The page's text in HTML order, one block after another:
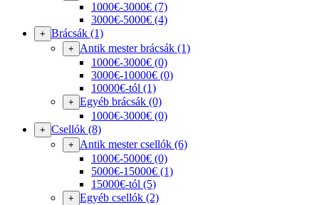
1000€-3000€ (7)
3000€-5000€ (4)
+ Brácsák (1)
+ Antik mester brácsák (1)
1000€-3000€ (0)
3000€-10000€ (0)
10000€-tól (1)
+ Egyéb brácsák (0)
1000€-3000€ (0)
+ Csellók (8)
+ Antik mester csellók (6)
1000€-5000€ (0)
5000€-15000€ (1)
15000€-tól (5)
+ Egyéb csellók (2)